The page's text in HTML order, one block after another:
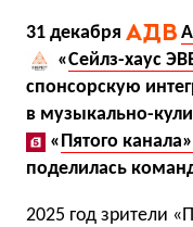
31 декабря
«Сейлз-хаус
спонсорскую
в музыкально-
«Пятого канала»
поделилась
2025 год зрители